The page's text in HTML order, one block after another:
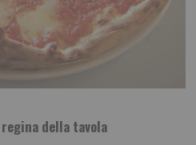
della tavola